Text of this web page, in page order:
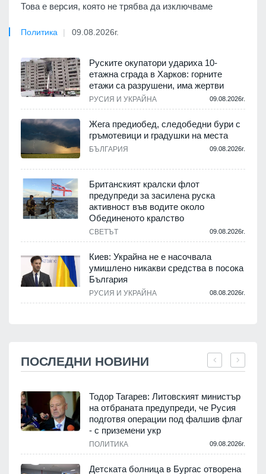
Това е версия, която не трябва да изключваме
Политика 09.08.2026г.
Руските окупатори удариха 10-
етажна сграда в Харков: горните
етажи са разрушени, има жертви
РУСИЯ И УКРАЙНА 09.08.2026г.
Жега предиобед, следобедни бури с
гръмотевици и градушки на места
БЪЛГАРИЯ 09.08.2026г.
Британският кралски флот
предупреди за засилена руска
активност във водите около
Обединеното кралство
СВЕТЪТ 09.08.2026г.
Киев: Украйна не е насочвала
умишлено никакви средства в посока
България
РУСИЯ И УКРАЙНА 08.08.2026г.
ПОСЛЕДНИ НОВИНИ
Тодор Тагарев: Литовският министър
на отбраната предупреди, че Русия
подготвя операции под фалшив флаг
- с приземени укр
ПОЛИТИКА 09.08.2026г.
Детската болница в Бургас отворена